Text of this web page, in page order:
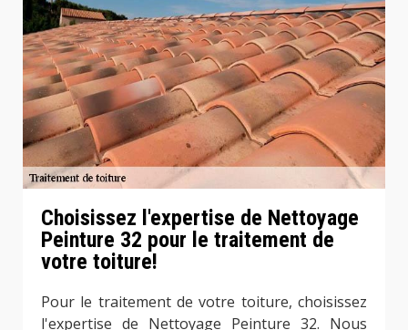
Choisissez l'expertise de Nettoyage
Peinture 32 pour le traitement de
votre toiture!
Pour le traitement de votre toiture, choisissez
l'expertise de Nettoyage Peinture 32. Nous